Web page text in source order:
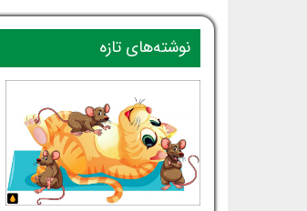
نوشته‌های تازه